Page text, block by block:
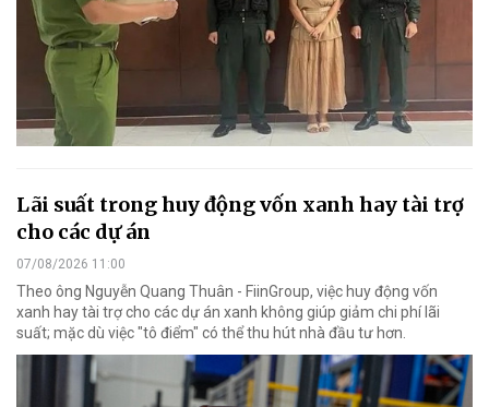
Lãi suất trong huy động vốn xanh hay tài trợ
cho các dự án
07/08/2026 11:00
Theo ông Nguyễn Quang Thuân - FiinGroup, việc huy động vốn
xanh hay tài trợ cho các dự án xanh không giúp giảm chi phí lãi
suất; mặc dù việc "tô điểm" có thể thu hút nhà đầu tư hơn.